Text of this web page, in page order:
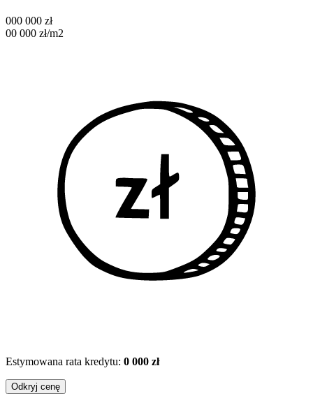
000 000 zł
00 000 zł/m2
Estymowana rata kredytu: 0 000 zł
Odkryj cenę